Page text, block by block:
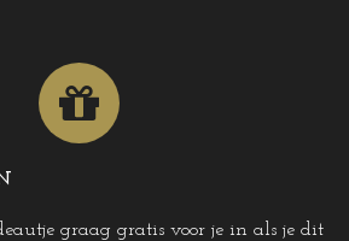
graag gratis voor je in als je dit